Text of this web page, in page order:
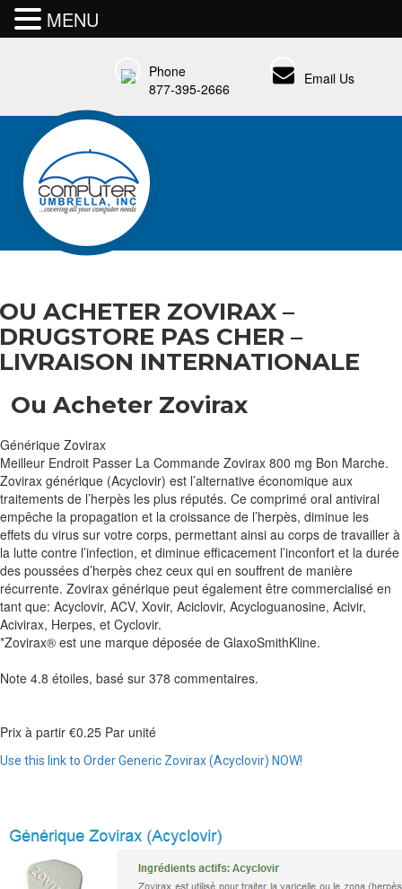
Email Us
Phone
877-395-2666
OU ACHETER ZOVIRAX –
DRUGSTORE PAS CHER –
LIVRAISON INTERNATIONALE
Ou Acheter Zovirax
Générique Zovirax
Meilleur Endroit Passer La Commande Zovirax 800 mg Bon Marche.
Zovirax générique (Acyclovir) est l’alternative économique aux
traitements de l’herpès les plus réputés. Ce comprimé oral antiviral
empêche la propagation et la croissance de l’herpès, diminue les
effets du virus sur votre corps, permettant ainsi au corps de travailler à
la lutte contre l’infection, et diminue efficacement l’inconfort et la durée
des poussées d’herpès chez ceux qui en souffrent de manière
récurrente. Zovirax générique peut également être commercialisé en
tant que: Acyclovir, ACV, Xovir, Aciclovir, Acycloguanosine, Acivir,
Acivirax, Herpes, et Cyclovir.
*Zovirax® est une marque déposée de GlaxoSmithKline.
Note 4.8 étoiles, basé sur 378 commentaires.
Prix à partir €0.25 Par unité
Use this link to Order Generic Zovirax (Acyclovir) NOW!
MENU